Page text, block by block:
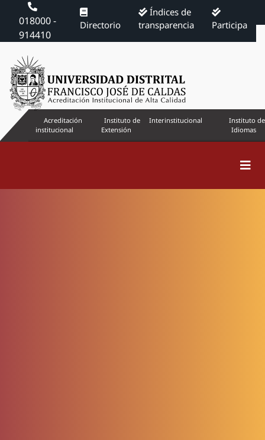
018000 -
914410
Directorio
Índices de
transparencia
Participa
Acreditación
institucional
Instituto de
Extensión
Interinstitucional
Instituto de
Idiomas